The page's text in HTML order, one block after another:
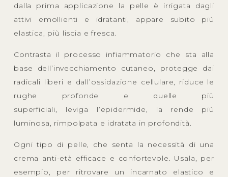
dalla prima applicazione la pelle è irrigata dagli
attivi emollienti e idratanti, appare subito più
elastica, più liscia e fresca.
Contrasta il processo infiammatorio che sta alla
base dell’invecchiamento cutaneo, protegge dai
radicali liberi e dall’ossidazione cellulare, riduce le
rughe profonde e quelle più
superficiali, leviga l’epidermide, la rende più
luminosa, rimpolpata e idratata in profondità.
Ogni tipo di pelle, che senta la necessità di una
crema anti-età efficace e confortevole. Usala, per
esempio, per ritrovare un incarnato elastico e